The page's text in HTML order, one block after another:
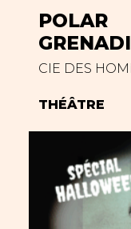
POLAR
CIE DES
THÉÂTRE